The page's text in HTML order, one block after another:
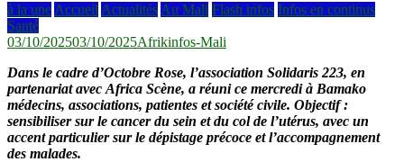
à la une Accueil Actualités Au Mali Flash infos Infos en continus
Santé
03/10/202503/10/2025Afrikinfos-Mali
Dans le cadre d’Octobre Rose, l’association Solidaris 223, en
partenariat avec Africa Scène, a réuni ce mercredi à Bamako
médecins, associations, patientes et société civile. Objectif :
sensibiliser sur le cancer du sein et du col de l’utérus, avec un
accent particulier sur le dépistage précoce et l’accompagnement
des malades.